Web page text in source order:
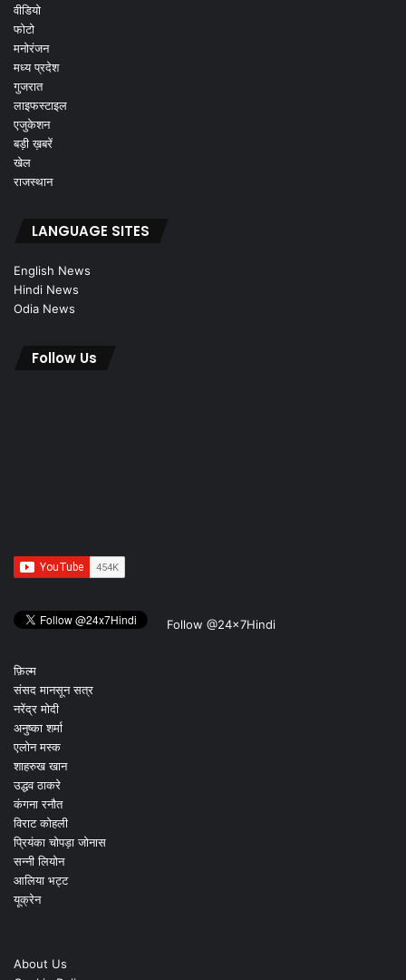
वीडियो
फोटो
मनोरंजन
मध्य प्रदेश
गुजरात
लाइफस्टाइल
एजुकेशन
बड़ी ख़बरें
खेल
राजस्थान
LANGUAGE SITES
English News
Hindi News
Odia News
Follow Us
Follow @24x7Hindi
फ़िल्म
संसद मानसून सत्र
नरेंद्र मोदी
अनुष्का शर्मा
एलोन मस्क
शाहरुख खान
उद्धव ठाकरे
कंगना रनौत
विराट कोहली
प्रियंका चोपड़ा जोनास
सन्नी लियोन
आलिया भट्ट
यूक्रेन
About Us